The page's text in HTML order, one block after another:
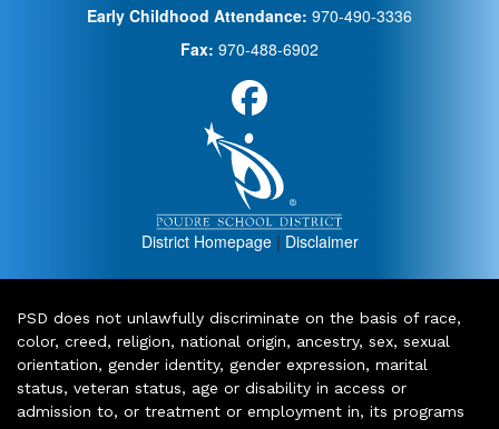
Early Childhood Attendance: 970-490-3336
Fax: 970-488-6902
District Homepage| Disclaimer
PSD does not unlawfully discriminate on the basis of race,
color, creed, religion, national origin, ancestry, sex, sexual
orientation, gender identity, gender expression, marital
status, veteran status, age or disability in access or
admission to, or treatment or employment in, its programs